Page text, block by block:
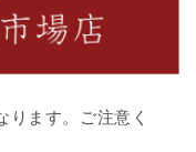
ます。ご注意く